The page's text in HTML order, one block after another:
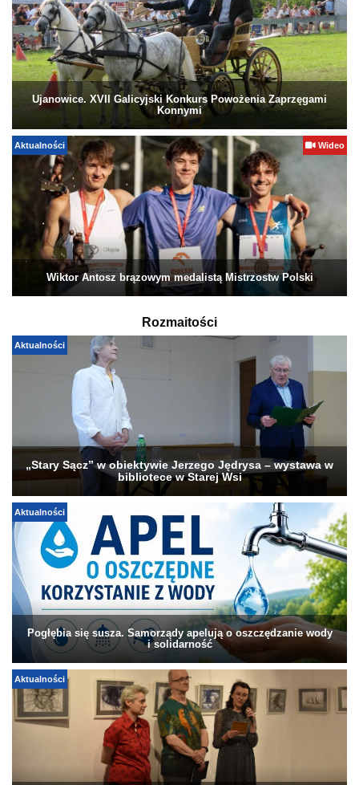
Ujanowice. XVII Galicyjski Konkurs Powożenia Zaprzęgami
Konnymi
Aktualności Wideo
Wiktor Antosz brązowym medalistą Mistrzostw Polski
Rozmaitości
Aktualności
„Stary Sącz” w obiektywie Jerzego Jędrysa – wystawa w
bibliotece w Starej Wsi
Aktualności
Pogłębia się susza. Samorządy apelują o oszczędzanie wody
i solidarność
Aktualności